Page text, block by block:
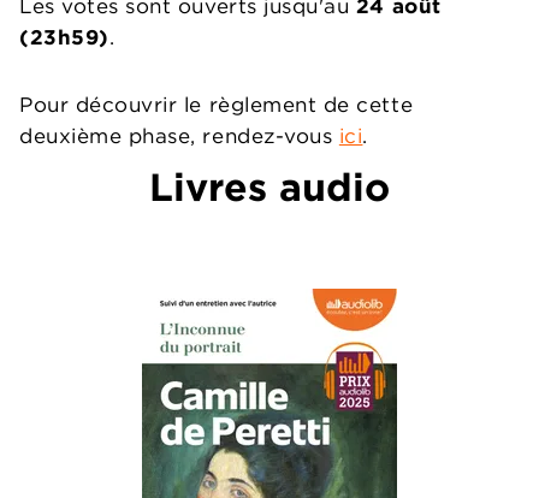
Les votes sont ouverts jusqu'au 24 août
(23h59).
Pour découvrir le règlement de cette
deuxième phase, rendez-vous ici.
Livres audio